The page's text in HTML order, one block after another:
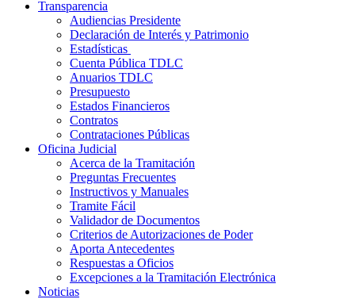
Transparencia
Audiencias Presidente
Declaración de Interés y Patrimonio
Estadísticas
Cuenta Pública TDLC
Anuarios TDLC
Presupuesto
Estados Financieros
Contratos
Contrataciones Públicas
Oficina Judicial
Acerca de la Tramitación
Preguntas Frecuentes
Instructivos y Manuales
Tramite Fácil
Validador de Documentos
Criterios de Autorizaciones de Poder
Aporta Antecedentes
Respuestas a Oficios
Excepciones a la Tramitación Electrónica
Noticias